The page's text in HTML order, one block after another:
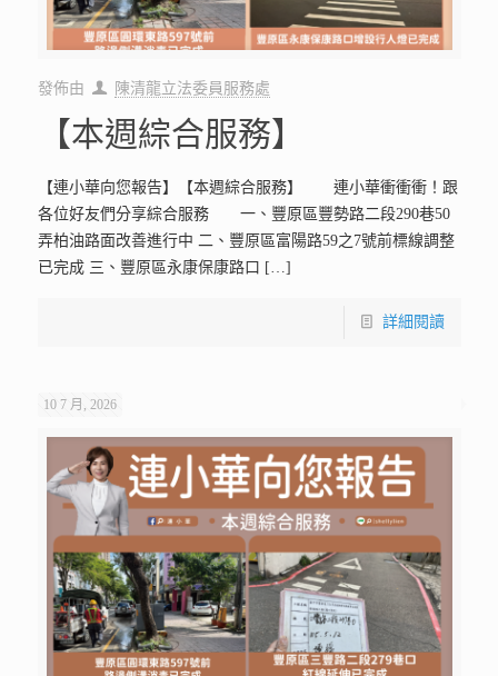
發佈由 陳清龍立法委員服務處
【本週綜合服務】
【連小華向您報告】【本週綜合服務】 連小華衝衝衝！跟
各位好友們分享綜合服務 一、豐原區豐勢路二段290巷50
弄柏油路面改善進行中 二、豐原區富陽路59之7號前標線調整
已完成 三、豐原區永康保康路口 […]
詳細閱讀
10 7 月, 2026